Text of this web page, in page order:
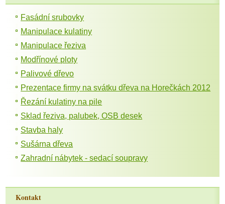
Fasádní srubovky
Manipulace kulatiny
Manipulace řeziva
Modřínové ploty
Palivové dřevo
Prezentace firmy na svátku dřeva na Horečkách 2012
Řezání kulatiny na pile
Sklad řeziva, palubek, OSB desek
Stavba haly
Sušárna dřeva
Zahradní nábytek - sedací soupravy
Kontakt